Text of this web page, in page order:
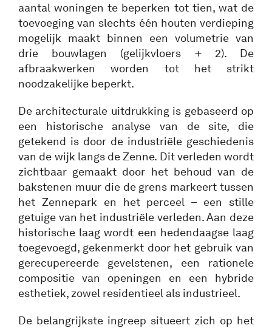
aantal woningen te beperken tot tien, wat de
toevoeging van slechts één houten verdieping
mogelijk maakt binnen een volumetrie van
drie bouwlagen (gelijkvloers + 2). De
afbraakwerken worden tot het strikt
noodzakelijke beperkt.
De architecturale uitdrukking is gebaseerd op
een historische analyse van de site, die
getekend is door de industriële geschiedenis
van de wijk langs de Zenne. Dit verleden wordt
zichtbaar gemaakt door het behoud van de
bakstenen muur die de grens markeert tussen
het Zennepark en het perceel – een stille
getuige van het industriële verleden. Aan deze
historische laag wordt een hedendaagse laag
toegevoegd, gekenmerkt door het gebruik van
gerecupereerde gevelstenen, een rationele
compositie van openingen en een hybride
esthetiek, zowel residentieel als industrieel.
De belangrijkste ingreep situeert zich op het